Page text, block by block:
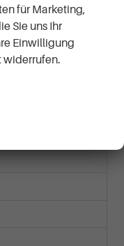
für Marketing,
Sie uns Ihr
Einwilligung
widerrufen.